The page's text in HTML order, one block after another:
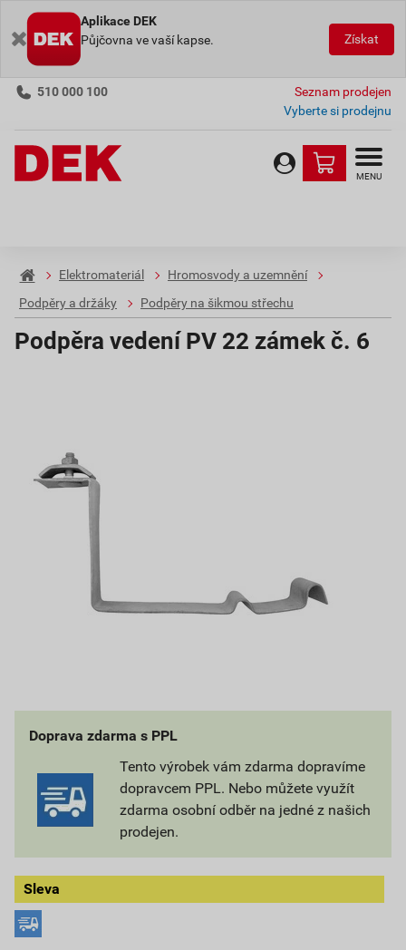
Aplikace DEK
Půjčovna ve vaší kapse.
Získat
510 000 100
Seznam prodejen
Vyberte si prodejnu
MENU
Elektromateriál
Hromosvody a uzemnění
Podpěry a držáky
Podpěry na šikmou střechu
Podpěra vedení PV 22 zámek č. 6
Doprava zdarma s PPL
Tento výrobek vám zdarma dopravíme
dopravcem PPL. Nebo můžete využít
zdarma osobní odběr na jedné z našich
prodejen.
Sleva